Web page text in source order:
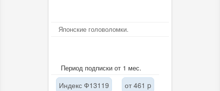
Японские головоломки.
Период подписки от 1 мес.
Индекс Ф13119 от 461 p